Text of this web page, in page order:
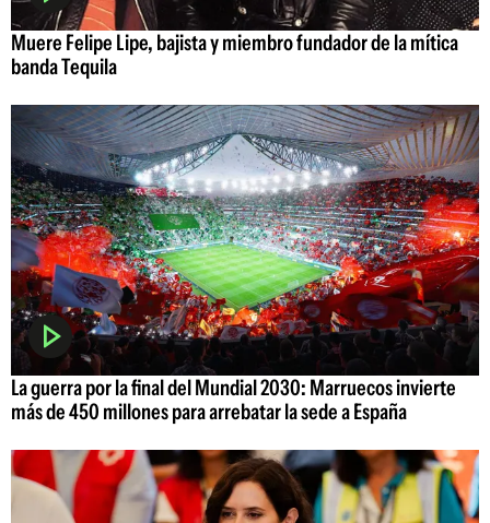
Muere Felipe Lipe, bajista y miembro fundador de la mítica
banda Tequila
La guerra por la final del Mundial 2030: Marruecos invierte
más de 450 millones para arrebatar la sede a España